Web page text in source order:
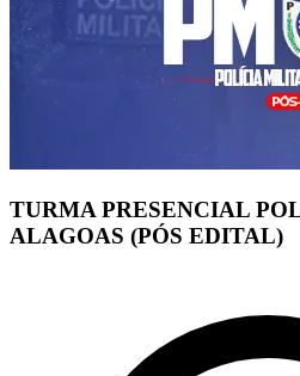
TURMA PRESENCIAL
ALAGOAS (PÓS EDITAL)